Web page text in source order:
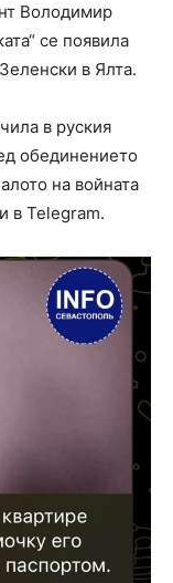
Володимир
се появила
в Ялта.
в руския
обединението
на войната
в Telegram.